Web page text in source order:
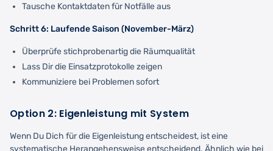
Tausche Kontaktdaten für Notfälle aus
Schritt 6: Laufende Saison (November-März)
Überprüfe stichprobenartig die Räumqualität
Lass Dir die Einsatzprotokolle zeigen
Kommuniziere bei Problemen sofort
Option 2: Eigenleistung mit System
Wenn Du Dich für die Eigenleistung entscheidest, ist eine
systematische Herangehensweise entscheidend. Ähnlich wie bei